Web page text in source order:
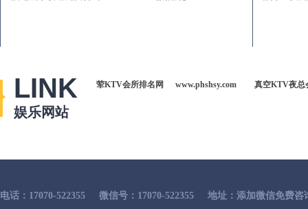
LINK
娱乐网站
荤KTV会所排名网 www.phshsy.com 真空KTV夜总
电话：17070-522355 微信号：17070-522355 地址：添加微信免费咨